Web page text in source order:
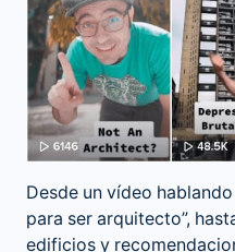
Desde un vídeo
para ser arquitecto”,
edificios y